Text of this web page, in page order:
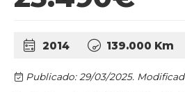
2014 139.000 Km
Publicado: 29/03/2025.